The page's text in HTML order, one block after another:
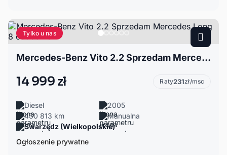
Tylko u nas
Mercedes-Benz Vito 2.2 Sprzedam Mercedes Long 8 osobowe
14 999 zł Raty231zł/msc
Diesel
2005
430 813 km
Manualna
Swarzędz (Wielkopolskie)
Ogłoszenie prywatne